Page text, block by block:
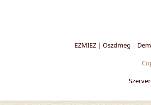
EZMIEZ| Oszdmeg |